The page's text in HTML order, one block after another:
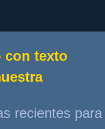
con texto
recientes para